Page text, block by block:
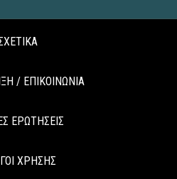
/ ΕΠΙΚΟΙΝΩΝΙΑ
ΕΡΩΤΗΣΕΙΣ
ΧΡΗΣΗΣ